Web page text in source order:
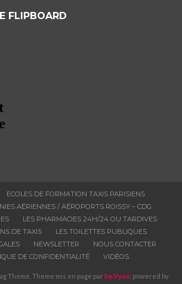
FLIPBOARD
ECOLES DE FORMATION TAXIS PARISIENS
AÉRIENNES / AÉROPORTS ROISSY – CDG
LES PHARMACIES 24H/24 OU TARDIVES
DE TAXIS
LES TOILETTES PUBLIQUES
NEWSLETTER
NOUS CONTACTER
DE CONFIDENTIALITÉ
VIDÉOS
Theme. Theme mis en page par be.Vyoo , powered by